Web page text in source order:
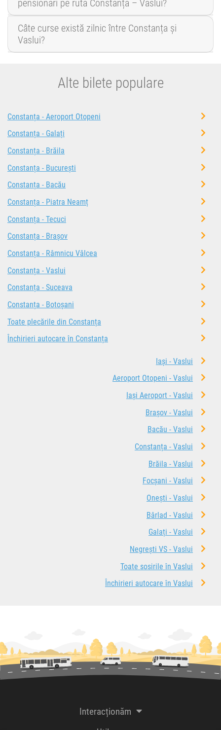
pensionari pe ruta Constanța – Vaslui?
Câte curse există zilnic între Constanța și
Vaslui?
Alte bilete populare
Constanța - Aeroport Otopeni
Constanța - Galați
Constanța - Brăila
Constanța - București
Constanța - Bacău
Constanța - Piatra Neamț
Constanța - Tecuci
Constanța - Brașov
Constanța - Râmnicu Vâlcea
Constanța - Vaslui
Constanța - Suceava
Constanța - Botoșani
Toate plecările din Constanța
Închirieri autocare în Constanța
Iași - Vaslui
Aeroport Otopeni - Vaslui
Iași Aeroport - Vaslui
Brașov - Vaslui
Bacău - Vaslui
Constanța - Vaslui
Brăila - Vaslui
Focșani - Vaslui
Onești - Vaslui
Bârlad - Vaslui
Galați - Vaslui
Negrești VS - Vaslui
Toate sosirile în Vaslui
Închirieri autocare în Vaslui
Interacționăm